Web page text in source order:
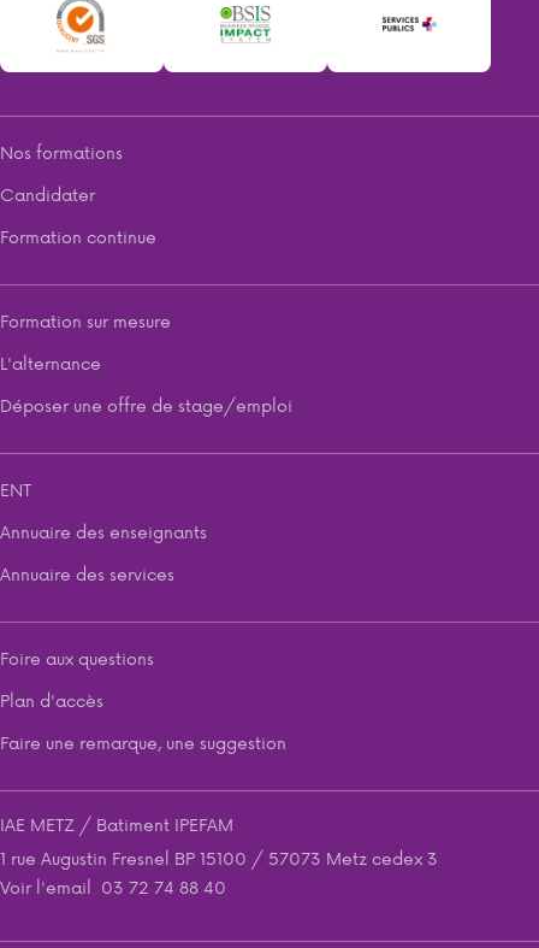
Nos formations
Candidater
Formation continue
Formation sur mesure
L'alternance
Déposer une offre de stage/emploi
ENT
Annuaire des enseignants
Annuaire des services
Foire aux questions
Plan d'accès
Faire une remarque, une suggestion
IAE METZ / Batiment IPEFAM
1 rue Augustin Fresnel BP 15100 / 57073 Metz cedex 3
Voir l'email 03 72 74 88 40